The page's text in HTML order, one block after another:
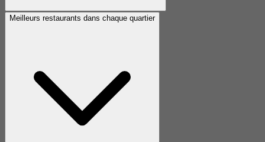
Meilleurs restaurants dans chaque quartier